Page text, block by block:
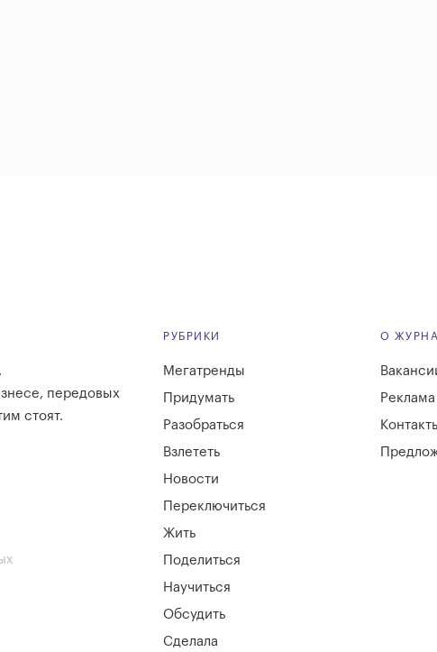
передовых
стоят.
РУБРИКИ
Мегатренды
Придумать
Разобраться
Взлететь
Новости
Переключиться
Жить
Поделиться
Научиться
Обсудить
Сделала
О
Реклама